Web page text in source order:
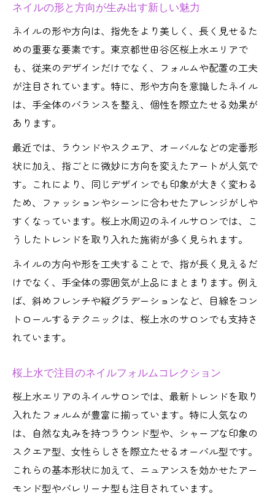
ネイルの形と方向が生み出す新しい魅力
ネイルの形や方向は、指先をより美しく、長く見せるた
めの重要な要素です。東京都世田谷区桜上水エリアで
も、従来のデザインだけでなく、フォルムや配置の工夫
が注目されています。特に、形や方向を意識したネイル
は、手全体のバランスを整え、個性を際立たせる効果が
あります。
最近では、ラウンドやスクエア、オーバルなどの定番形
状に加え、指ごとに微妙に方向を変えたアートが人気で
す。これにより、同じデザインでも印象が大きく変わる
ため、ファッションやシーンに合わせたアレンジがしや
すくなっています。桜上水周辺のネイルサロンでは、こ
うしたトレンドを取り入れた施術が多く見られます。
ネイルの方向や形を工夫することで、指が長く見えるだ
けでなく、手全体の雰囲気が上品にまとまります。例え
ば、斜めフレンチや縦グラデーションなど、目線をコン
トロールするテクニックは、桜上水のサロンでも支持さ
れています。
桜上水で注目のネイルフォルムコレクション
桜上水エリアのネイルサロンでは、最新トレンドを取り
入れたフォルムが豊富に揃っています。特に人気なの
は、自然な丸みを持つラウンド型や、シャープな印象の
スクエア型、女性らしさを際立たせるオーバル型です。
これらの基本形状に加えて、ニュアンスを効かせたアー
モンド型やバレリーナ型も注目されています。